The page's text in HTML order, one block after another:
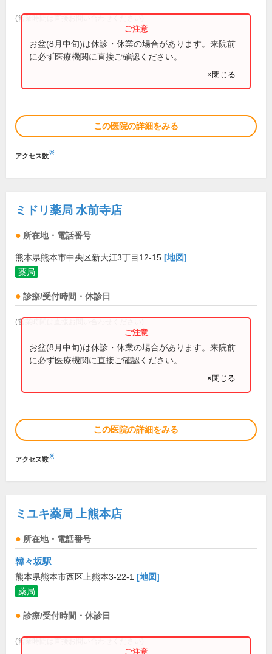
(営業時間は直接お問い合わせください)
お盆(8月中旬)は休診・休業の場合があります。来院前
に必ず医療機関に直接ご確認ください。
×閉じる
この医院の詳細をみる
アクセス数※
ミドリ薬局 水前寺店
所在地・電話番号
熊本県熊本市中央区新大江3丁目12-15 [地図]
薬局
診療/受付時間・休診日
(営業時間は直接お問い合わせください)
お盆(8月中旬)は休診・休業の場合があります。来院前
に必ず医療機関に直接ご確認ください。
×閉じる
この医院の詳細をみる
アクセス数※
ミユキ薬局 上熊本店
所在地・電話番号
韓々坂駅
熊本県熊本市西区上熊本3-22-1 [地図]
薬局
診療/受付時間・休診日
(営業時間は直接お問い合わせください)